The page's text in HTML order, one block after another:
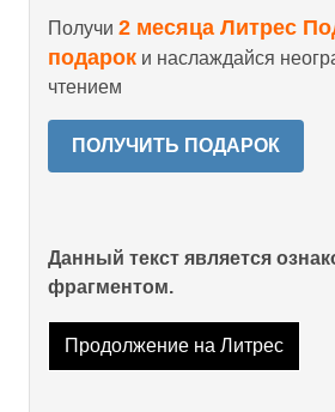
Получи 2 месяца Литрес
подарок и наслаждайся
чтением
ПОЛУЧИТЬ ПОДАРОК
Данный текст является
фрагментом.
Продолжение на Литрес